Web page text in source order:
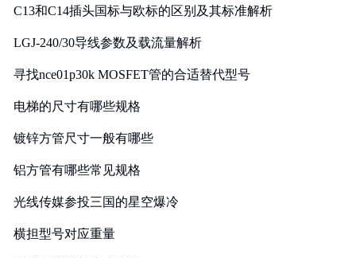
C13和C14插头国标与欧标的区别及其标准解析
LGJ-240/30导线参数及载流量解析
寻找nce01p30k MOSFET管的合适替代型号
电梯的尺寸有哪些规格
镀锌方管尺寸一般有哪些
铝方管有哪些常见规格
光线传媒参投三国的星空爆冷
横担型号对应重量